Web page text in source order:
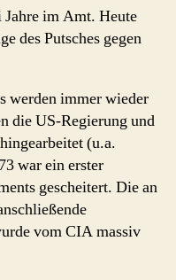
im Amt. Heute
des Putsches gegen
werden immer wieder
die US-Regierung und
(u.a.
war ein erster
gescheitert. Die an
vom CIA massiv